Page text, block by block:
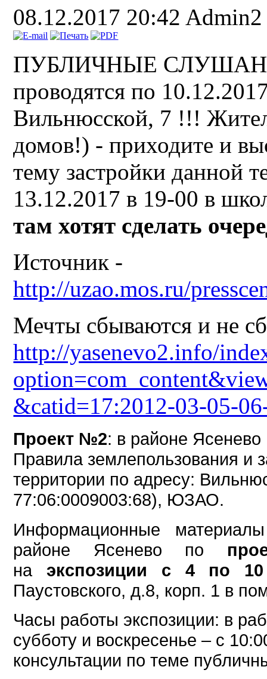
08.12.2017 20:42 Admin2
ПУБЛИЧНЫЕ СЛУШАНИЯ
проводятся по
Вильнюсской, 7 !!!
домов!) - приходите и
тему застройки данной
13.12.2017 в 19-00 в
там хотят сделать
Источник -
http://uzao.mos.ru/
Мечты сбываются и не
http://yasenevo2.info/
&catid=17:2012-03-05-
Проект №2: в районе Ясенево
Правила землепользования и
территории по адресу:
77:06:0009003:68), ЮЗАО.
Информационные
районе Ясенево по
наэкспозиции с 4 по 10
Паустовского, д.8, корп. 1 в
Часы работы экспозиции: в
субботу и воскресенье – с
консультации по теме